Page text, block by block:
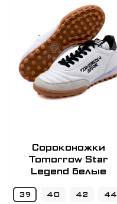
Сороконожки
Tomorrow Star
Legend белые
39 40 42 44